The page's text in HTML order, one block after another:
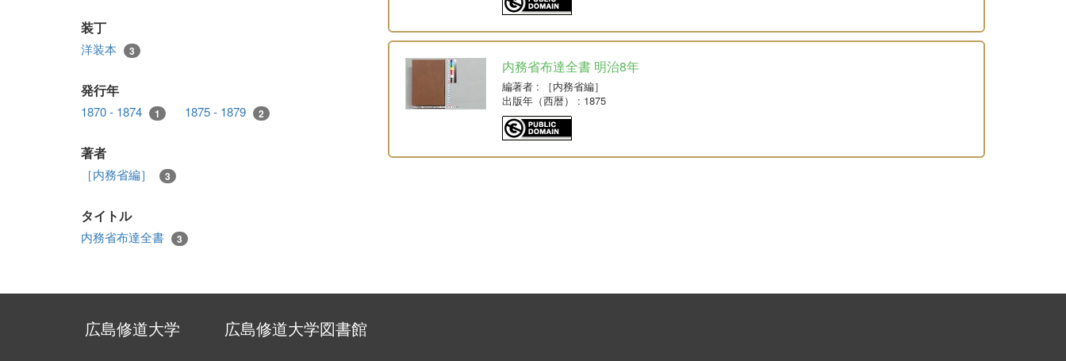
装丁
洋装本 3
発行年
1870 - 1874 1 1875 - 1879 2
著者
［内務省編］ 3
タイトル
内務省布達全書 3
内務省布達全書 明治8年
編著者: ［内務省編］
出版年（西暦）
: 1875
広島修道大学 広島修道大学図書館